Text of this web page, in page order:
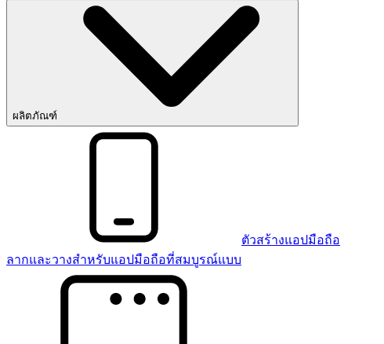
ผลิตภัณฑ์
ตัวสร้างแอปมือถือ
ลากและวางสำหรับแอปมือถือที่สมบูรณ์แบบ